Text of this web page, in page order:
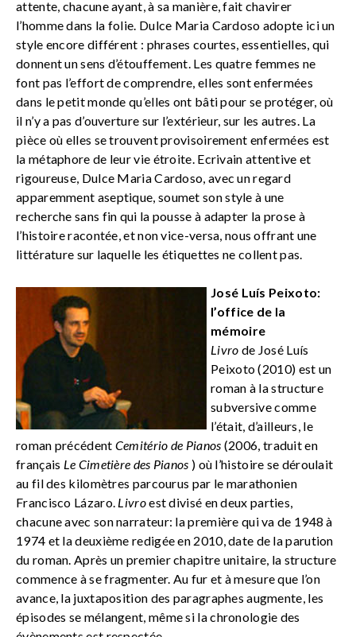
attente, chacune ayant, à sa manière, fait chavirer
l’homme dans la folie. Dulce Maria Cardoso adopte ici un
style encore différent : phrases courtes, essentielles, qui
donnent un sens d’étouffement. Les quatre femmes ne
font pas l’effort de comprendre, elles sont enfermées
dans le petit monde qu’elles ont bâti pour se protéger, où
il n’y a pas d’ouverture sur l’extérieur, sur les autres. La
pièce où elles se trouvent provisoirement enfermées est
la métaphore de leur vie étroite. Ecrivain attentive et
rigoureuse, Dulce Maria Cardoso, avec un regard
apparemment aseptique, soumet son style à une
recherche sans fin qui la pousse à adapter la prose à
l’histoire racontée, et non vice-versa, nous offrant une
littérature sur laquelle les étiquettes ne collent pas.
José Luís Peixoto:
l’office de la
mémoire
Livro de José Luís
Peixoto (2010) est un
roman à la structure
subversive comme
l’était, d’ailleurs, le
roman précédent Cemitério de Pianos (2006, traduit en
français Le Cimetière des Pianos ) où l’histoire se déroulait
au fil des kilomètres parcourus par le marathonien
Francisco Lázaro. Livroest divisé en deux parties,
chacune avec son narrateur: la première qui va de 1948 à
1974 et la deuxième redigée en 2010, date de la parution
du roman. Après un premier chapitre unitaire, la structure
commence à se fragmenter. Au fur et à mesure que l’on
avance, la juxtaposition des paragraphes augmente, les
épisodes se mélangent, même si la chronologie des